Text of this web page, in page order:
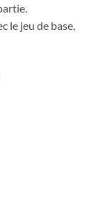
le jeu de base,